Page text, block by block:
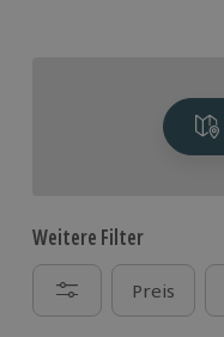
Weitere Filter
Preis